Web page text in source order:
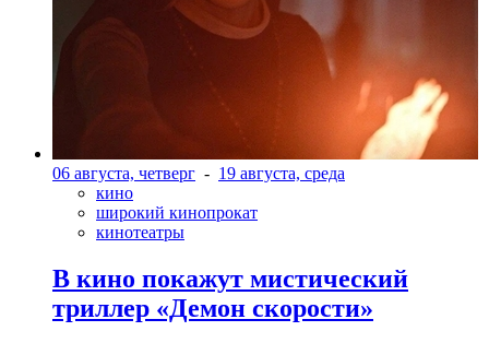
06 августа, четверг - 19 августа, среда
кино
широкий кинопрокат
кинотеатры
В кино покажут мистический
триллер «Демон скорости»